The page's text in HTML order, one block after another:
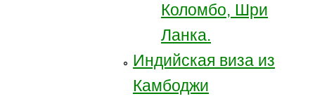
Коломбо, Шри
Ланка.
Индийская виза из
Камбоджи